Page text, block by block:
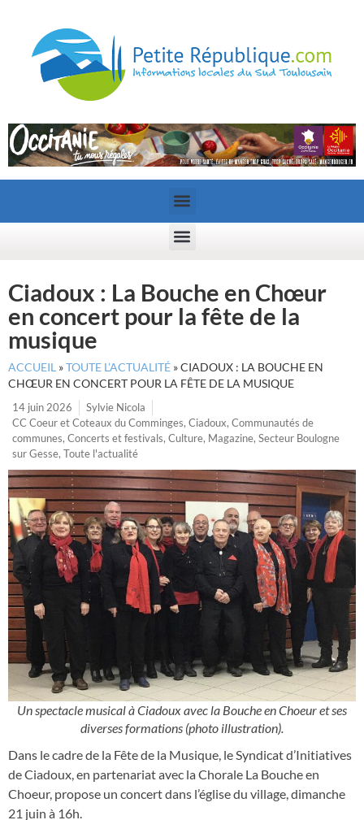
Ciadoux : La Bouche en Chœur
en concert pour la fête de la
musique
ACCUEIL »TOUTE L’ACTUALITÉ »CIADOUX : LA BOUCHE EN
CHŒUR EN CONCERT POUR LA FÊTE DE LA MUSIQUE
14 juin 2026
Sylvie Nicola
CC Coeur et Coteaux du Comminges, Ciadoux, Communautés de
communes, Concerts et festivals, Culture, Magazine, Secteur Boulogne
sur Gesse, Toute l'actualité
Un spectacle musical à Ciadoux avec la Bouche en Choeur et ses
diverses formations (photo illustration).
Dans le cadre de la Fête de la Musique, le Syndicat d’Initiatives
de Ciadoux, en partenariat avec la Chorale La Bouche en
Choeur, propose un concert dans l’église du village, dimanche
21 juin à 16h.